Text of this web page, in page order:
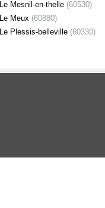
Le Mesnil-en-thelle (60530)
Le Meux (60880)
Le Plessis-belleville (60330)